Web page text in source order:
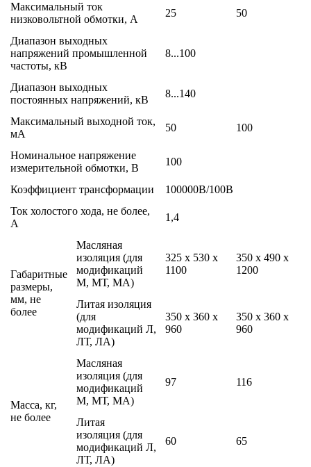
Максимальный ток
низковольтной обмотки, А
25 50
Диапазон выходных
напряжений промышленной
частоты, кВ
8...100
Диапазон выходных
постоянных напряжений, кВ
8...140
Максимальный выходной ток,
мА
50 100
Номинальное напряжение
измерительной обмотки, В
100
Коэффициент трансформации
100000В/100В
Ток холостого хода, не более,
А
1,4
Габаритные
размеры,
мм, не
более
Масляная
изоляция (для
модификаций
М, МТ, МА)
325 х 530 х
1100
350 х 490 х
1200
Литая изоляция
(для
модификаций Л,
ЛТ, ЛА)
350 х 360 х
960
350 х 360 х
960
Масса, кг,
не более
Масляная
изоляция (для
модификаций
М, МТ, МА)
97 116
Литая
изоляция (для
модификаций Л,
ЛТ, ЛА)
60 65